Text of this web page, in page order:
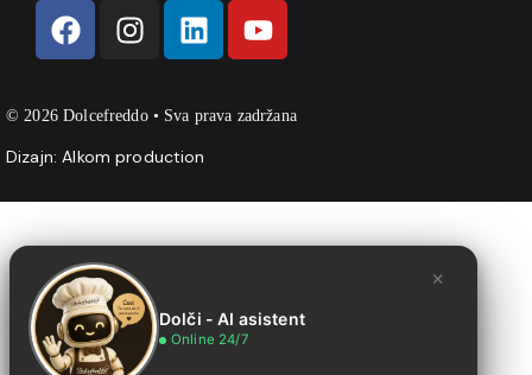
© 2026 Dolcefreddo • Sva prava zadržana
Dizajn:Alkom production
×
Dolči - AI asistent
Online 24/7